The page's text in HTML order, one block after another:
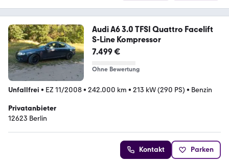
Audi A6 3.0 TFSI Quattro Facelift
S-Line Kompressor
7.499 €
Ohne Bewertung
Unfallfrei • EZ 11/2008• 242.000 km • 213 kW (290 PS) • Benzin
Privatanbieter
12623 Berlin
Kontakt Parken